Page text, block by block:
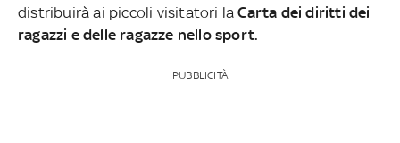
distribuirà ai piccoli visitatori laCarta dei diritti dei
ragazzi e delle ragazze nello sport.
PUBBLICITÀ